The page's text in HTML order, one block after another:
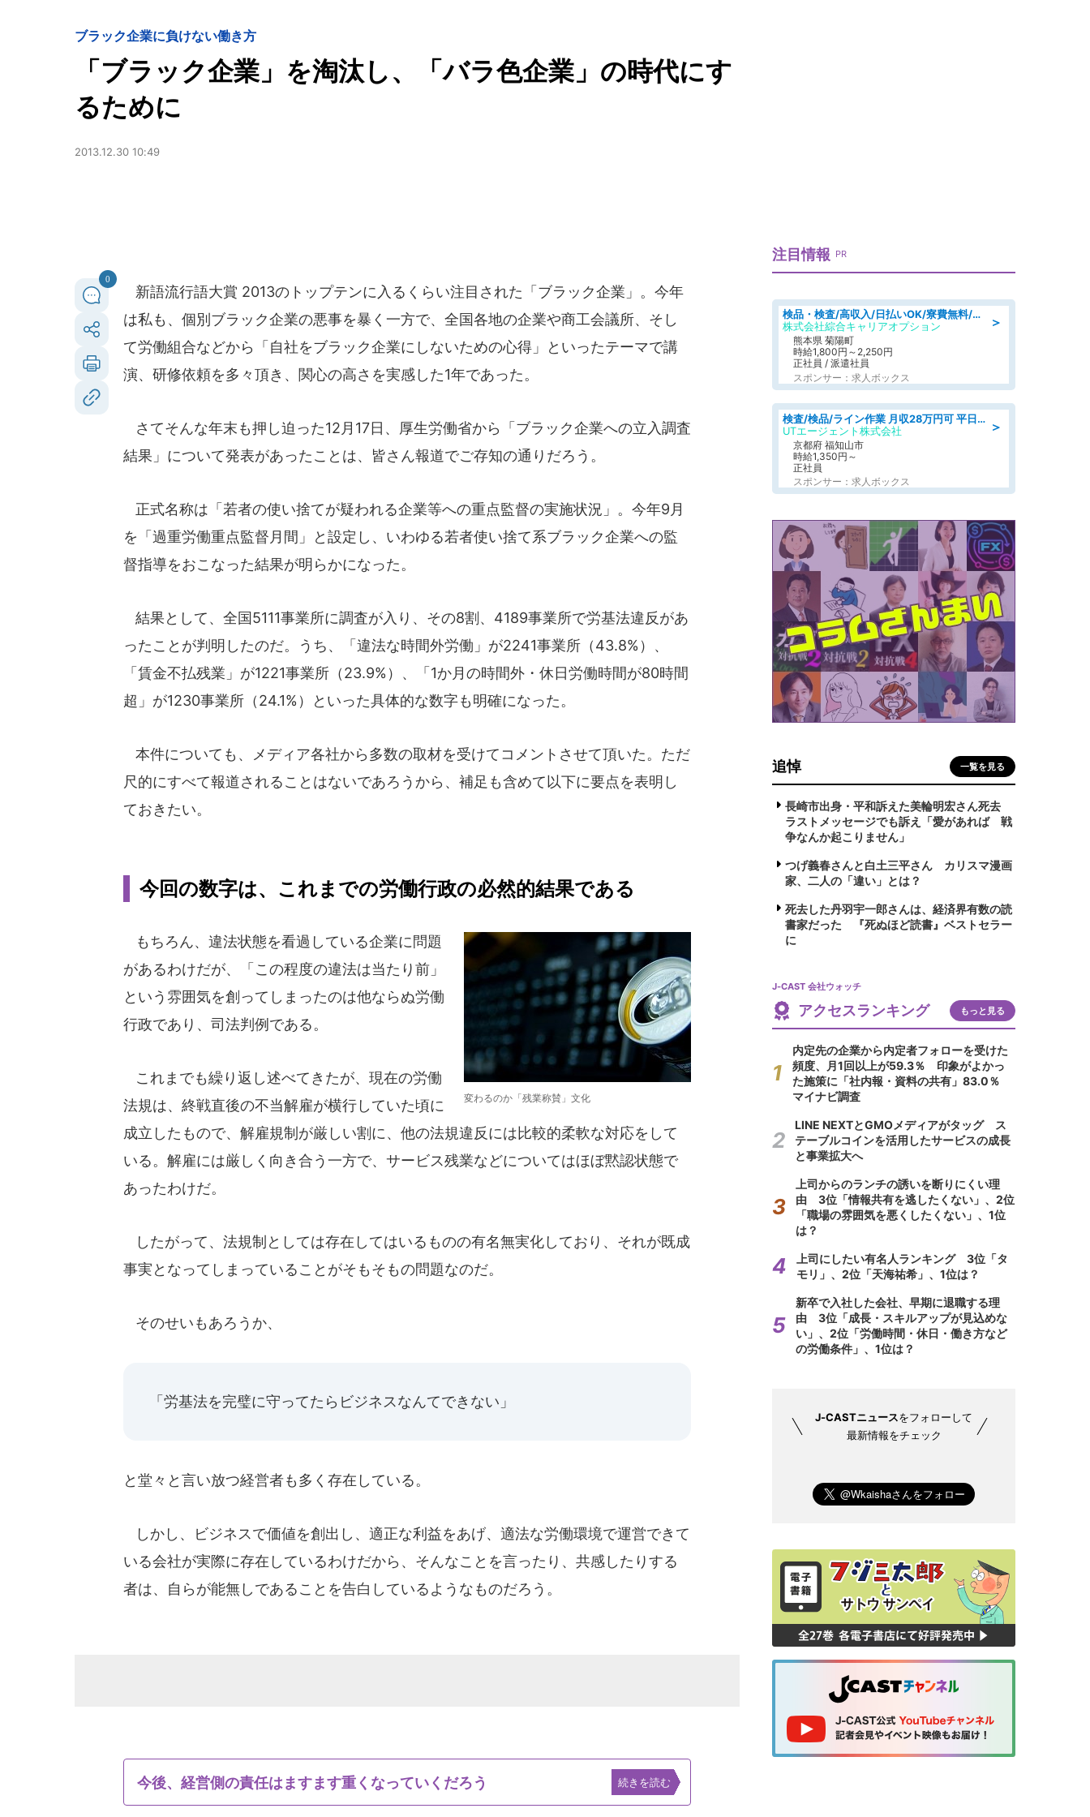
ブラック企業に負けない働き方
「ブラック企業」を淘汰し、「バラ色企業」の時代にす
るために
2013.12.30 10:49
0
新語流行語大賞 2013のトップテンに入るくらい注目された「ブラック企業」。今年
は私も、個別ブラック企業の悪事を暴く一方で、全国各地の企業や商工会議所、そし
て労働組合などから「自社をブラック企業にしないための心得」といったテーマで講
演、研修依頼を多々頂き、関心の高さを実感した1年であった。
さてそんな年末も押し迫った12月17日、厚生労働省から「ブラック企業への立入調査
結果」について発表があったことは、皆さん報道でご存知の通りだろう。
正式名称は「若者の使い捨てが疑われる企業等への重点監督の実施状況」。今年9月
を「過重労働重点監督月間」と設定し、いわゆる若者使い捨て系ブラック企業への監
督指導をおこなった結果が明らかになった。
結果として、全国5111事業所に調査が入り、その8割、4189事業所で労基法違反があ
ったことが判明したのだ。うち、「違法な時間外労働」が2241事業所（43.8%）、
「賃金不払残業」が1221事業所（23.9%）、「1か月の時間外・休日労働時間が80時間
超」が1230事業所（24.1%）といった具体的な数字も明確になった。
本件についても、メディア各社から多数の取材を受けてコメントさせて頂いた。ただ
尺的にすべて報道されることはないであろうから、補足も含めて以下に要点を表明し
ておきたい。
今回の数字は、これまでの労働行政の必然的結果である
変わるのか「残業称賛」文化
もちろん、違法状態を看過している企業に問題
があるわけだが、「この程度の違法は当たり前」
という雰囲気を創ってしまったのは他ならぬ労働
行政であり、司法判例である。
これまでも繰り返し述べてきたが、現在の労働
法規は、終戦直後の不当解雇が横行していた頃に
成立したもので、解雇規制が厳しい割に、他の法規違反には比較的柔軟な対応をして
いる。解雇には厳しく向き合う一方で、サービス残業などについてはほぼ黙認状態で
あったわけだ。
したがって、法規制としては存在してはいるものの有名無実化しており、それが既成
事実となってしまっていることがそもそもの問題なのだ。
そのせいもあろうか、
「労基法を完璧に守ってたらビジネスなんてできない」
と堂々と言い放つ経営者も多く存在している。
しかし、ビジネスで価値を創出し、適正な利益をあげ、適法な労働環境で運営できて
いる会社が実際に存在しているわけだから、そんなことを言ったり、共感したりする
者は、自らが能無しであることを告白しているようなものだろう。
今後、経営側の責任はますます重くなっていくだろう 続きを読む
注目情報 PR
＞
検品・検査/高収入/日払いOK/寮費無料/日勤/20・30・40代活躍中
株式会社綜合キャリアオプション
熊本県 菊陽町
時給1,800円～2,250円
正社員 / 派遣社員
スポンサー：求人ボックス
＞
検査/検品/ライン作業 月収28万円可 平日休み 車両バッテリーのケースの検査など
UTエージェント株式会社
京都府 福知山市
時給1,350円～
正社員
スポンサー：求人ボックス
追悼 一覧を見る
長崎市出身・平和訴えた美輪明宏さん死去
ラストメッセージでも訴え「愛があれば 戦
争なんか起こりません」
つげ義春さんと白土三平さん カリスマ漫画
家、二人の「違い」とは？
死去した丹羽宇一郎さんは、経済界有数の読
書家だった 『死ぬほど読書』ベストセラー
に
J-CAST 会社ウォッチ
アクセスランキング もっと見る
内定先の企業から内定者フォローを受けた
頻度、月1回以上が59.3％ 印象がよかっ
た施策に「社内報・資料の共有」83.0％
マイナビ調査
LINE NEXTとGMOメディアがタッグ ス
テーブルコインを活用したサービスの成長
と事業拡大へ
上司からのランチの誘いを断りにくい理
由 3位「情報共有を逃したくない」、2位
「職場の雰囲気を悪くしたくない」、1位
は？
上司にしたい有名人ランキング 3位「タ
モリ」、2位「天海祐希」、1位は？
新卒で入社した会社、早期に退職する理
由 3位「成長・スキルアップが見込めな
い」、2位「労働時間・休日・働き方など
の労働条件」、1位は？
J-CASTニュースをフォローして
最新情報をチェック